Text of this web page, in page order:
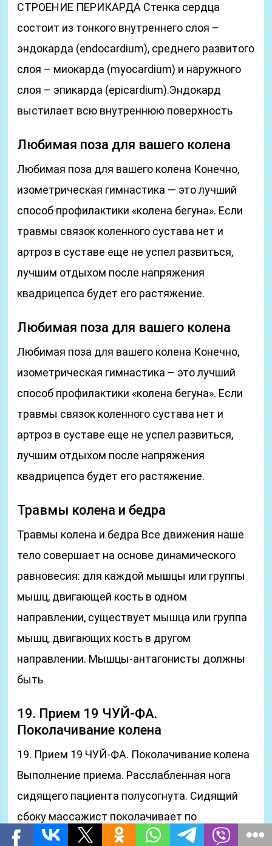
СТРОЕНИЕ ПЕРИКАРДА Стенка сердца
состоит из тонкого внутреннего слоя –
эндокарда (endocardium), среднего развитого
слоя – миокарда (myocardium) и наружного
слоя – эпикарда (epicardium).Эндокард
выстилает всю внутреннюю поверхность
Любимая поза для вашего колена
Любимая поза для вашего колена Конечно,
изометрическая гимнастика — это лучший
способ профилактики «колена бегуна». Если
травмы связок коленного сустава нет и
артроз в суставе еще не успел развиться,
лучшим отдыхом после напряжения
квадрицепса будет его растяжение.
Любимая поза для вашего колена
Любимая поза для вашего колена Конечно,
изометрическая гимнастика – это лучший
способ профилактики «колена бегуна». Если
травмы связок коленного сустава нет и
артроз в суставе еще не успел развиться,
лучшим отдыхом после напряжения
квадрицепса будет его растяжение.
Травмы колена и бедра
Травмы колена и бедра Все движения наше
тело совершает на основе динамического
равновесия: для каждой мышцы или группы
мышц, двигающей кость в одном
направлении, существует мышца или группа
мышц, двигающих кость в другом
направлении. Мышцы-антагонисты должны
быть
19. Прием 19 ЧУЙ-ФА.
Поколачивание колена
19. Прием 19 ЧУЙ-ФА. Поколачивание колена
Выполнение приема. Расслабленная нога
сидящего пациента полусогнута. Сидящий
сбоку массажист поколачивает по
надколеннику в области верхнего и нижнего